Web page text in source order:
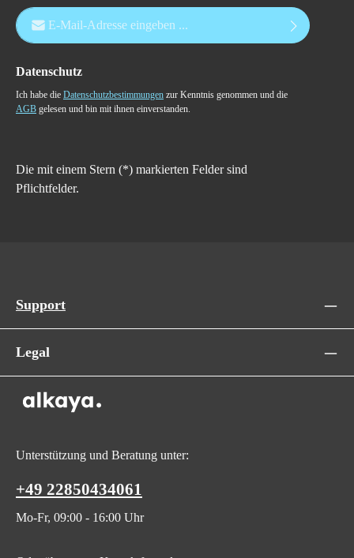
E-Mail-Adresse*
Datenschutz
Ich habe die Datenschutzbestimmungen zur Kenntnis genommen und die
AGB gelesen und bin mit ihnen einverstanden.
Die mit einem Stern (*) markierten Felder sind
Pflichtfelder.
Support
Legal
Unterstützung und Beratung unter:
+49 22850434061
Mo-Fr, 09:00 - 16:00 Uhr